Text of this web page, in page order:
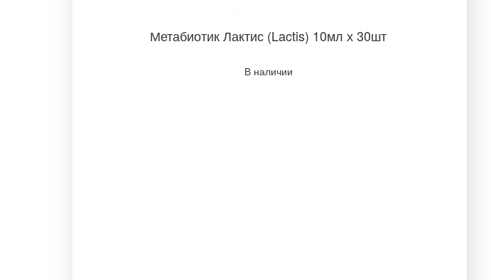
Метабиотик Лактис (Lactis) 10мл х 30шт
В наличии